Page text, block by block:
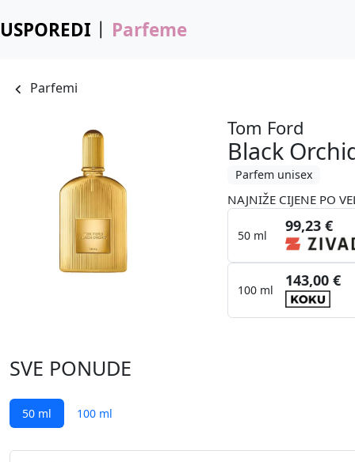
USPOREDI Parfeme
Parfemi
Tom Ford
Black
Parfem unisex
NAJNIŽE CIJENE PO
50 ml
99,23 €
100 ml
143,00 €
SVE PONUDE
50 ml 100 ml